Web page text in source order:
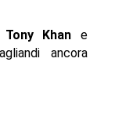
Khan e
ancora